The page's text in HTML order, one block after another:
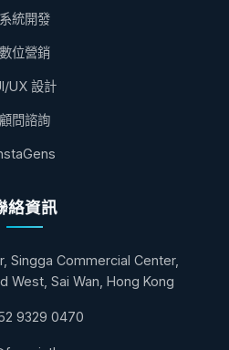
系統開發
數位營銷
UX 設計
顧問諮詢
絡資訊
Singga Commercial Center,
West, Sai Wan, Hong Kong
9329 0470